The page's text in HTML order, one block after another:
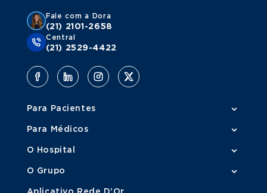
Fale com a Dora
(21) 2101-2658
Central
(21) 2529-4422
Para Pacientes
Para Médicos
O Hospital
O Grupo